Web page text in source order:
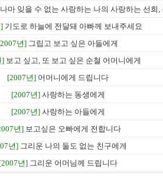
마 잊을 수 없는 사랑하는 나의 사랑하는 선희,
기도로 하늘에 전달돼 아빠께 보내주세요
년] 그립고 보고 싶은 아들에게
] 보고 싶고, 또 보고 싶은 순철 어머니에게
[2007년] 어머니에게 드립니다
[2007년] 사랑하는 동생에게
[2007년] 사랑하는 아들에게
년] 보고싶은 오빠에게 전합니다
년] 그리운 나의 둘도 없는 친구에게
[2007년] 그리운 어머님께 드립니다